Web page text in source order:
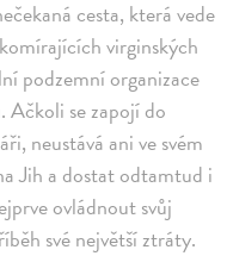
cesta, která vede
virginských
podzemní organizace
Ačkoli se zapojí do
neustává ani ve svém
Jih a dostat odtamtud i
ovládnout svůj
své největší ztráty.